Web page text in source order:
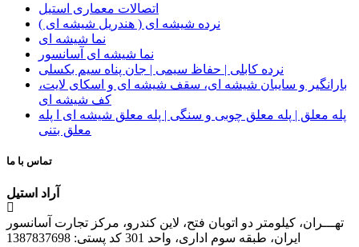
اتصالات معماری استیل
نرده شیشه ای ( هندریل شیشه ای )
نما شیشه ای
نما شیشه ای آسانسور
نرده کابلی | حفاظ سیمی | جان پناه سیم بکسلی
بارانگیر و سایبان شیشه ای، سقف شیشه ای و اسکای لایت،
کف شیشه ای
پله معلق | پله معلق چوبی و سنگی | پله معلق شیشه ای ا پله
معلق بتنی
تماس با ما
آراد استیل
تهـــران، کیلومتر دو اتوبان فتح، لاین کندرو، مرکز تجارت آسانسور
ایران، طبقه سوم اداری، واحد 301 کد پستی: 1387837698